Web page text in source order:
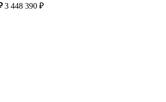
3 448 390 ₽